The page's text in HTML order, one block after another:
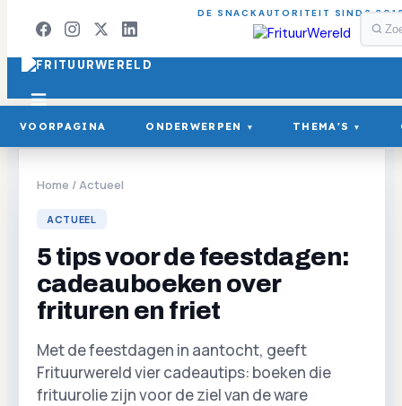
DE SNACKAUTORITEIT SINDS
VOORPAGINA ONDERWERPEN ▾ THEMA'S ▾
Home /Actueel
ACTUEEL
5 tips voor de feestdagen:
cadeauboeken over
frituren en friet
Met de feestdagen in aantocht, geeft
Frituurwereld vier cadeautips: boeken die
frituurolie zijn voor de ziel van de ware